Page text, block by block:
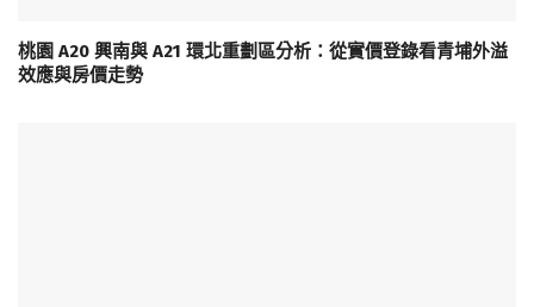
桃園 A20 興南與 A21 環北重劃區分析：從實價登錄看青埔外溢
效應與房價走勢